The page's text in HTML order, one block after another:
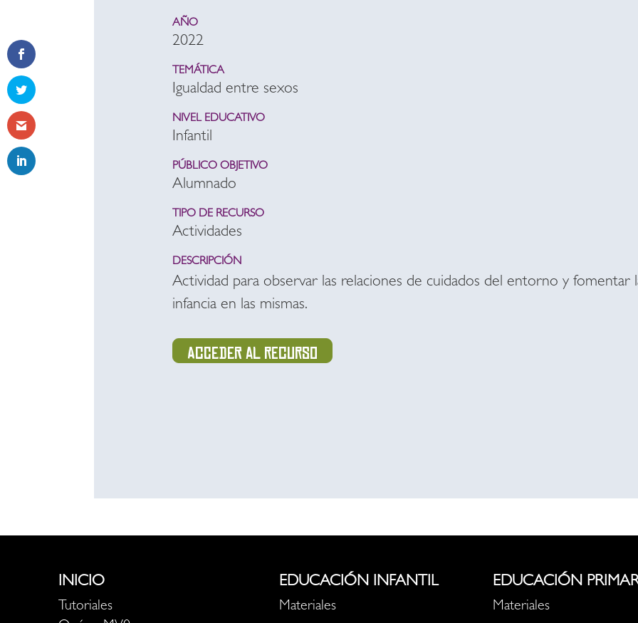
AÑO
2022
TEMÁTICA
Igualdad entre sexos
NIVEL EDUCATIVO
Infantil
PÚBLICO OBJETIVO
Alumnado
TIPO DE RECURSO
Actividades
DESCRIPCIÓN
Actividad para observar las relaciones de cuidados del entorno y fomentar
infancia en las mismas.
Acceder al recurso
INICIO
Tutoriales
EDUCACIÓN INFANTIL
Materiales
EDUCACIÓN
Materiales